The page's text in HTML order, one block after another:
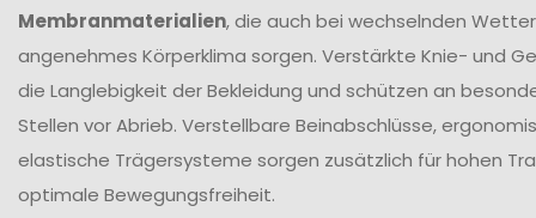
Membranmaterialien, die auch bei wechselnden
angenehmes Körperklima sorgen. Verstärkte Knie- und
die Langlebigkeit der Bekleidung und schützen an
Stellen vor Abrieb. Verstellbare Beinabschlüsse,
elastische Trägersysteme sorgen zusätzlich für hohen
optimale Bewegungsfreiheit.